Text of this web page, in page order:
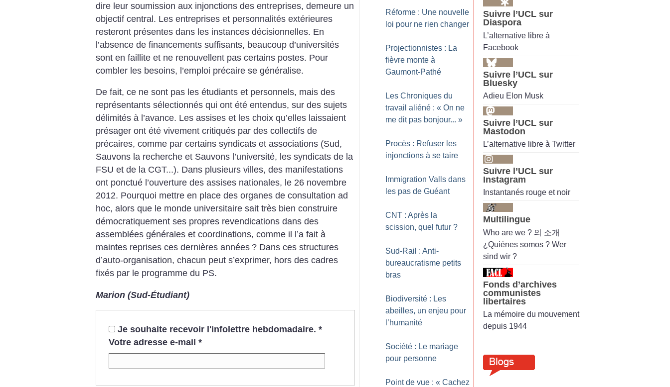
dire leur soumission aux injonctions des entreprises, demeure un
objectif central. Les entreprises et personnalités extérieures
resteront présentes dans les instances décisionnelles. En
l’absence de financements suffisants, beaucoup d’universités
sont en faillite et ne renouvellent pas certains postes. Pour
combler les besoins, l’emploi précaire se généralise.
De fait, ce ne sont pas les étudiants et personnels, mais des
représentants sélectionnés qui ont été entendus, sur des sujets
délimités à l’avance. Les assises et les choix qu’elles laissaient
présager ont été vivement critiqués par des collectifs de
précaires, comme par certains syndicats et associations (Sud,
Sauvons la recherche et Sauvons l’université, les syndicats de la
FSU et de la CGT...). Dans plusieurs villes, des manifestations
ont ponctué l’ouverture des assises nationales, le 26 novembre
2012. Pourquoi mettre en place des organes de consultation ad
hoc, alors que le monde universitaire sait très bien construire
démocratiquement ses propres revendications dans des
assemblées générales et coordinations, comme il l’a fait à
maintes reprises ces dernières années ? Dans ces structures
d’auto-organisation, chacun peut s’exprimer, hors des cadres
fixés par le programme du PS.
Marion (Sud-Étudiant)
Je souhaite recevoir l'infolettre hebdomadaire. *
Votre adresse e-mail *
Réforme : Une nouvelle
loi pour ne rien changer
Projectionnistes : La
fièvre monte à
Gaumont-Pathé
Les Chroniques du
travail aliéné : « On ne
me dit pas bonjour... »
Procès : Refuser les
injonctions à se taire
Immigration Valls dans
les pas de Guéant
CNT : Après la
scission, quel futur ?
Sud-Rail : Anti-
bureaucratisme petits
bras
Biodiversité : Les
abeilles, un enjeu pour
l’humanité
Société : Le mariage
pour personne
Point de vue : « Cachez
Suivre l’UCL sur
Diaspora
L’alternative libre à
Facebook
Suivre l’UCL sur
Bluesky
Adieu Elon Musk
Suivre l’UCL sur
Mastodon
L’alternative libre à Twitter
Suivre l’UCL sur
Instagram
Instantanés rouge et noir
Multilingue
Who are we ? 의 소개
¿Quiénes somos ? Wer
sind wir ?
Fonds d’archives
communistes
libertaires
La mémoire du mouvement
depuis 1944